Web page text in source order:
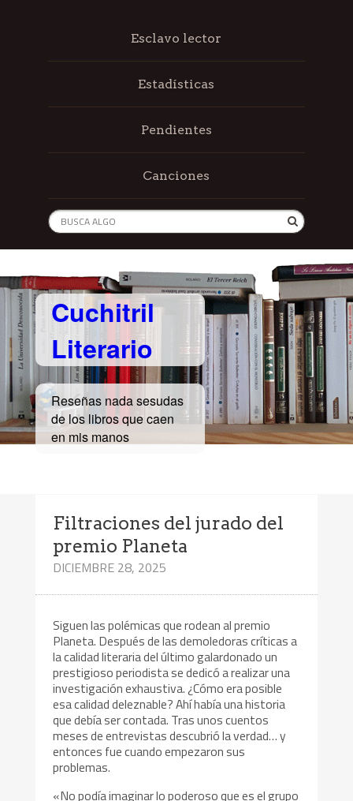
Esclavo lector
Estadísticas
Pendientes
Canciones
Cuchitril
Literario
Reseñas nada sesudas
de los libros que caen
en mis manos
Filtraciones del jurado del
premio Planeta
DICIEMBRE 28, 2025
Siguen las polémicas que rodean al premio
Planeta. Después de las demoledoras críticas a
la calidad literaria del último galardonado un
prestigioso periodista se dedicó a realizar una
investigación exhaustiva. ¿Cómo era posible
esa calidad deleznable? Ahí había una historia
que debía ser contada. Tras unos cuentos
meses de entrevistas descubrió la verdad… y
entonces fue cuando empezaron sus
problemas.
«No podía imaginar lo poderoso que es el grupo